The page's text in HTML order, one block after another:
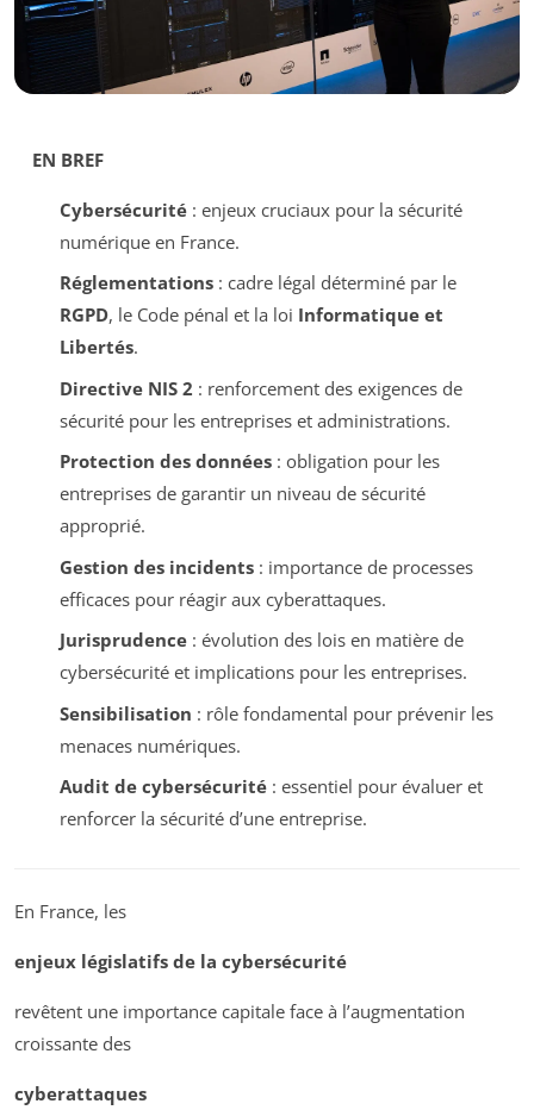
EN BREF
Cybersécurité: enjeux cruciaux pour la sécurité
numérique en France.
Réglementations: cadre légal déterminé par le
RGPD, le Code pénal et la loi Informatique et
Libertés.
Directive NIS 2 : renforcement des exigences de
sécurité pour les entreprises et administrations.
Protection des données: obligation pour les
entreprises de garantir un niveau de sécurité
approprié.
Gestion des incidents: importance de processes
efficaces pour réagir aux cyberattaques.
Jurisprudence: évolution des lois en matière de
cybersécurité et implications pour les entreprises.
Sensibilisation : rôle fondamental pour prévenir les
menaces numériques.
Audit de cybersécurité: essentiel pour évaluer et
renforcer la sécurité d’une entreprise.
En France, les
enjeux législatifs de la cybersécurité
revêtent une importance capitale face à l’augmentation
croissante des
cyberattaques